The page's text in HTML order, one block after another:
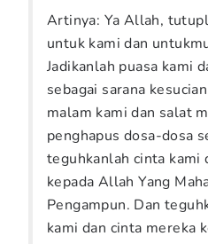
Artinya: Ya Allah,
untuk kami dan
Jadikanlah puasa kami
sebagai sarana
malam kami dan salat
penghapus dosa-dosa
teguhkanlah cinta kami
kepada Allah Yang
Pengampun. Dan
kami dan cinta mereka